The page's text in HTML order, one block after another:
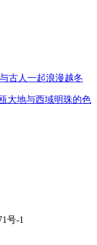
古人一起浪漫越冬
大地与西域明珠的色
号-1